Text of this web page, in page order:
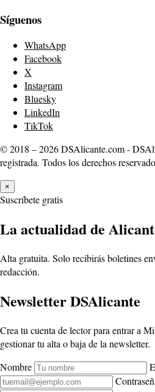
Síguenos
WhatsApp
Facebook
X
Instagram
Bluesky
LinkedIn
TikTok
© 2018 – 2026 DSAlicante.com -
registrada. Todos los derechos
×
Suscríbete gratis
La actualidad de
Alta gratuita. Solo recibirás boletines
redacción.
Newsletter DSAlicante
Crea tu cuenta de lector para entrar a
gestionar tu alta o baja de la newsletter.
Nombre